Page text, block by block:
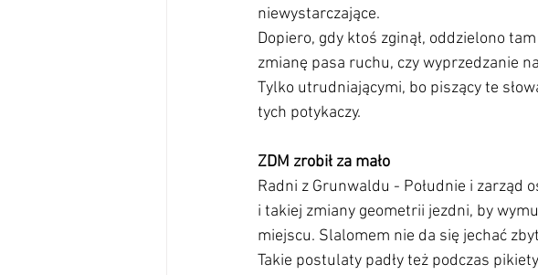
niewystarczające.
Dopiero, gdy ktoś zginął, oddzielono
zmianę pasa ruchu, czy wyprzedzanie
Tylko utrudniającymi, bo piszący te
tych potykaczy.
ZDM zrobił za mało
Radni z Grunwaldu - Południe i zarząd
i takiej zmiany geometrii jezdni, by
miejscu. Slalomem nie da się jechać
Takie postulaty padły też podczas